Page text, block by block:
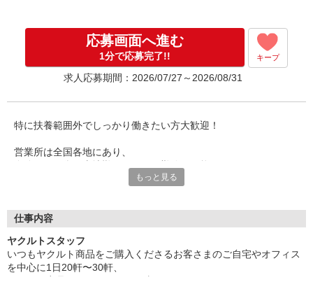
問い合わせください！
＊収入補償（10ヶ月）／月10万円※研修・社員同行
フォローも約2ヶ月間と充実！
◆商品買取りなし！しっかり稼げます◎
※研修期間／5日間／4000円／日
応募画面へ進む
1分で応募完了!! キープ
求人応募期間：2026/07/27～2026/08/31
特に扶養範囲外でしっかり働きたい方大歓迎！
営業所は全国各地にあり、
保育所は営業所のそばにあるのでお迎えもラクラク♪
※設置されている保育所は無償化対象施設です。
家事・育児時間にもゆとりが持てますよ♪
主婦・ママスタッフが多いので、
仕事や子育てについてなどイロイロ相談できて心強い！
もっと見る
仕事内容
ヤクルトスタッフ
いつもヤクルト商品をご購入くださるお客さまのご自宅やオフィス
を中心に1日20軒〜30軒、